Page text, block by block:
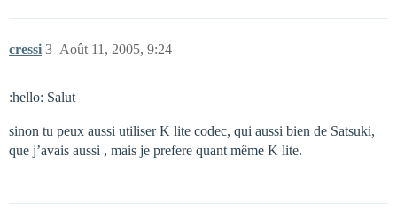
cressi Août 11, 2005, 9:24
3
:hello: Salut
sinon tu peux aussi utiliser K lite codec, qui aussi bien de Satsuki,
que j’avais aussi , mais je prefere quant même K lite.